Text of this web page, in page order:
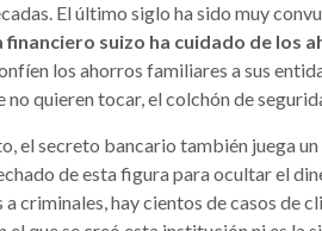
El último siglo ha sido muy
financiero suizo ha cuidado de los
los ahorros familiares a sus
no quieren tocar, el colchón de
el secreto bancario también juega
de esta figura para ocultar el
criminales, hay cientos de casos de